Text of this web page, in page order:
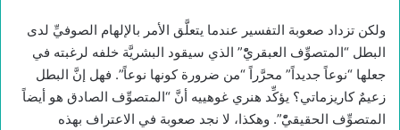
ولكن تزداد صعوبة التفسير عندما يتعلَّق الأمر بالإلهام الصوفيِّ لدى
البطل “المتصوِّف العبقريّْ” الذي سيقود البشريَّة خلفه لرغبته في
جعلها “نوعاً جديداً” محرَّراً “من ضرورة كونها نوعاً”. فهل إنَّ البطل
زعيمٌ كاريزماتي؟ يؤكِّد هنري غوهييه أنَّ “المتصوِّف الصادق هو أيضاً
المتصوِّف الحقيقيّْ”. وهكذا، لا نجد صعوبة في الاعتراف بهذه